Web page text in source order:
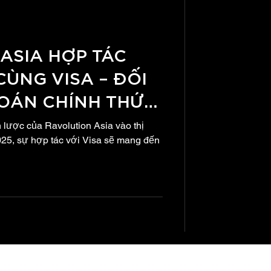
HỢP TÁC
VISA – ĐỐI
CHÍNH THỨC
ÂM NHẠC
của Ravolution Asia vào thị
sự hợp tác với Visa sẽ mang đến